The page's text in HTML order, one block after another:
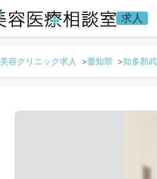
求人
美容クリニック求人 愛知県 知多郡